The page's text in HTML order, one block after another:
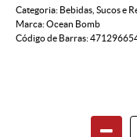
Categoria: Bebidas Sucos e
Marca:Ocean Bomb
Código de Barras: